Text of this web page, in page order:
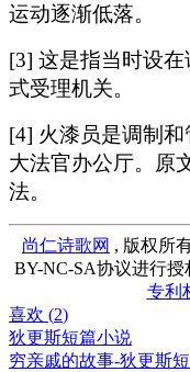
运动逐渐低落。
[3] 这是指当时设
式受理机关。
[4] 火漆员是调制
大法官办公厅。原
法。
尚仁诗歌网 , 版权所
BY-NC-SA协议进行授
专利
喜欢 (2)
狄更斯短篇小说
穷亲戚的故事-狄更斯